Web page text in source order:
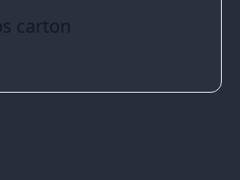
carton